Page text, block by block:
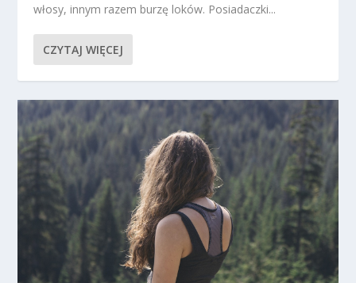
włosy, innym razem burzę loków. Posiadaczki...
CZYTAJ WIĘCEJ